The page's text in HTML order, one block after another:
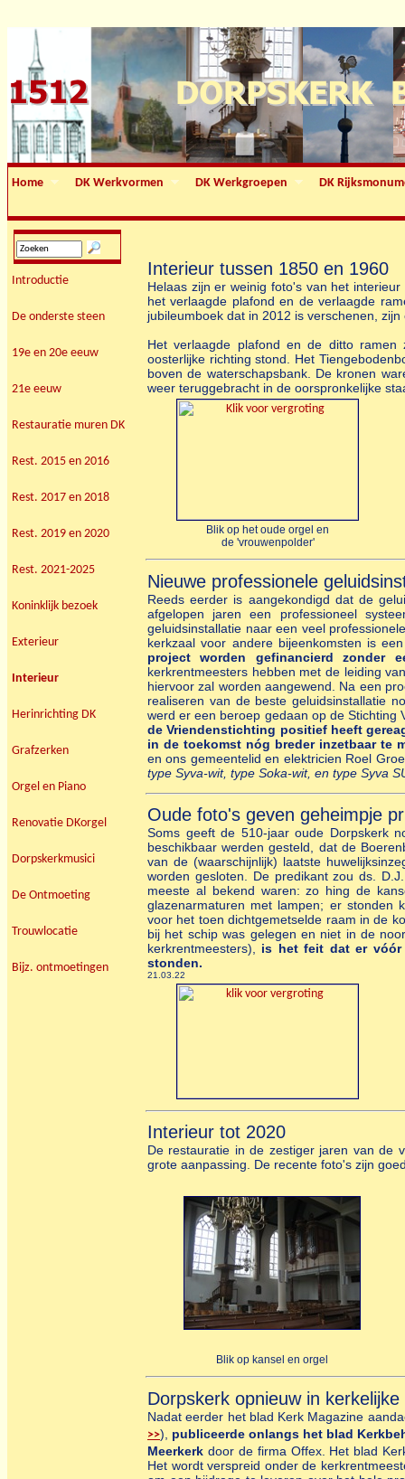
Home DK Werkvormen DK Werkgroepen DK
Introductie
De onderste steen
19e en 20e eeuw
21e eeuw
Restauratie muren DK
Rest. 2015 en 2016
Rest. 2017 en 2018
Rest. 2019 en 2020
Rest. 2021-2025
Koninklijk bezoek
Exterieur
Interieur
Herinrichting DK
Grafzerken
Orgel en Piano
Renovatie DKorgel
Dorpskerkmusici
De Ontmoeting
Trouwlocatie
Bijz. ontmoetingen
Interieur tussen 1850 en 1960
Helaas zijn er weinig foto's van het
het verlaagde plafond en de verlaagde
jubileumboek dat in 2012 is verschenen,
Het verlaagde plafond en de ditto
oosterlijke richting stond. Het
boven de waterschapsbank. De kronen
weer teruggebracht in de oorspronkelijke
Blik op het oude orgel en
de 'vrouwenpolder'
Nieuwe professionele
Reeds eerder is aangekondigd dat de
afgelopen jaren een professioneel
geluidsinstallatie naar een veel
kerkzaal voor andere bijeenkomsten is
project worden gefinancierd zonder
kerkrentmeesters hebben met de leiding
hiervoor zal worden aangewend. Na een
realiseren van de beste geluidsinstallatie
werd er een beroep gedaan op de Stichting
de Vriendenstichting positief heeft
in de toekomst nóg breder inzetbaar te
en ons gemeentelid en elektricien Roel
type Syva-wit, type Soka-wit, en type Syva
Oude foto's geven geheimpje
Soms geeft de 510-jaar oude Dorpskerk
beschikbaar werden gesteld, dat de
van de (waarschijnlijk) laatste
worden gesloten. De predikant zou ds.
meeste al bekend waren: zo hing de
glazenarmaturen met lampen; er stonden
voor het toen dichtgemetselde raam in de
bij het schip was gelegen en niet in de
kerkrentmeesters), is het feit dat er vóór
stonden.
21.03.22
Interieur tot 2020
De restauratie in de zestiger jaren van de
grote aanpassing. De recente foto's zijn
Blik op kansel en orgel
Dorpskerk opnieuw in kerkelijke
Nadat eerder het blad Kerk Magazine
>>), publiceerde onlangs het blad
Meerkerk door de firma Offex. Het blad
Het wordt verspreid onder de